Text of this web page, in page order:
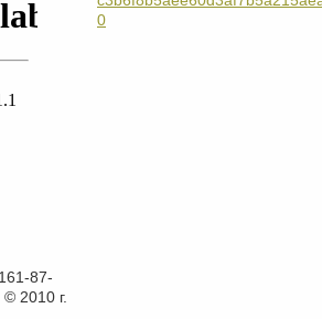
87-
2010 г.